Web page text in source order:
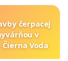
čerpacej
v
Čierna Voda